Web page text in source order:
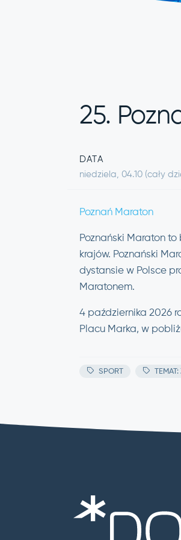
25.
DATA
niedziela, 04.10 (cały
Poznań Maraton
Poznański Maraton
krajów. Poznański
dystansie w Polsce
Maratonem.
4 października 2026
Placu Marka, w
SPORT